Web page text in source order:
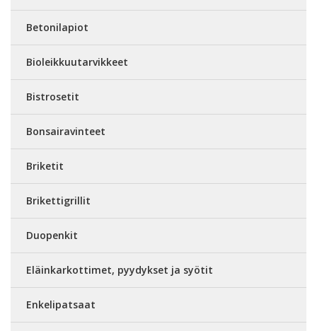
Betonilapiot
Bioleikkuutarvikkeet
Bistrosetit
Bonsairavinteet
Briketit
Brikettigrillit
Duopenkit
Eläinkarkottimet, pyydykset ja syötit
Enkelipatsaat